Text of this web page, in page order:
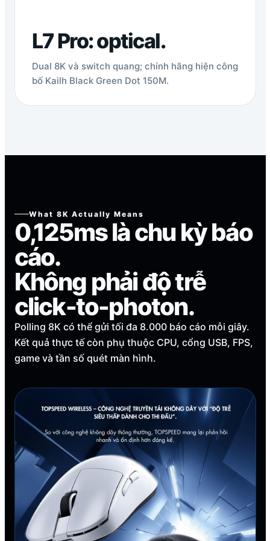
L7 Pro: optical.
Dual 8K và switch quang; chính hãng hiện công
bố Kailh Black Green Dot 150M.
What 8K Actually Means
0,125ms là chu kỳ báo
cáo.
Không phải độ trễ
click-to-photon.
Polling 8K có thể gửi tối đa 8.000 báo cáo mỗi giây.
Kết quả thực tế còn phụ thuộc CPU, cổng USB, FPS,
game và tần số quét màn hình.